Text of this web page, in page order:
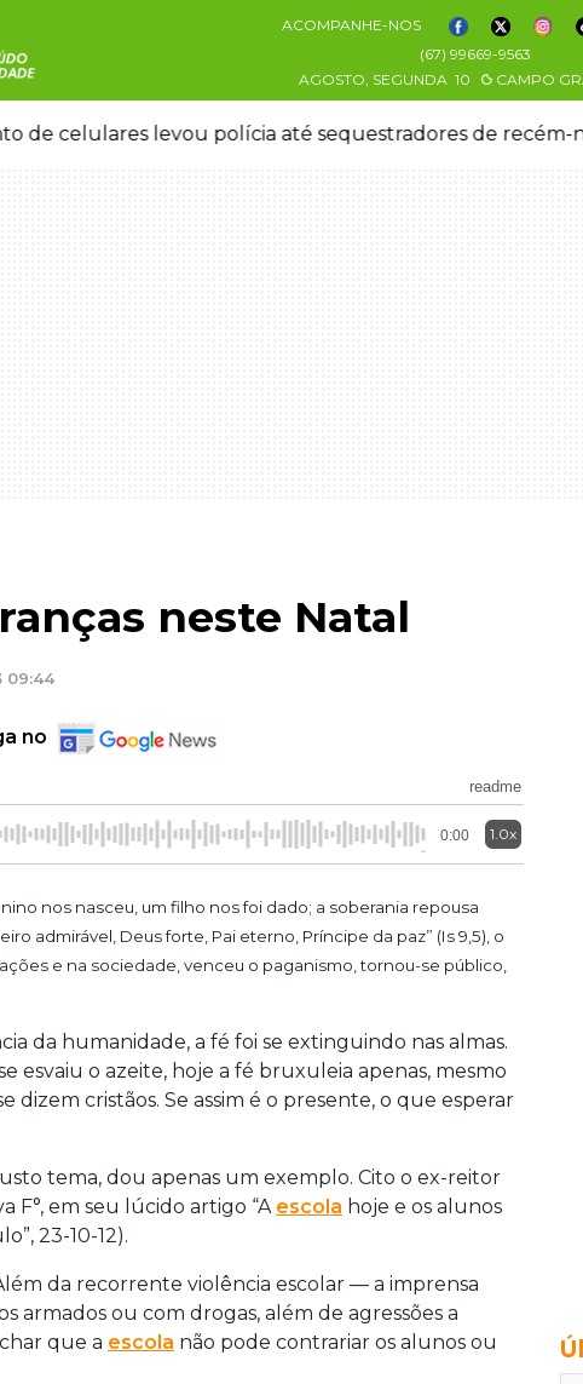
ACOMPANHE-NOS
(67) 99669-9563
AGOSTO, SEGUNDA 10 CAMPO
de celulares levou polícia até sequestradores de recém-
neste Natal
09:44
no
readme
0:00 1.0x
nos nasceu, um filho nos foi dado; a soberania repousa
admirável, Deus forte, Pai eterno, Príncipe da paz” (Is 9,5), o
e na sociedade, venceu o paganismo, tornou-se público,
da humanidade, a fé foi se extinguindo nas almas.
esvaiu o azeite, hoje a fé bruxuleia apenas, mesmo
dizem cristãos. Se assim é o presente, o que esperar
tema, dou apenas um exemplo. Cito o ex-reitor
F°, em seu lúcido artigo “A escola hoje e os alunos
23-10-12).
da recorrente violência escolar — a imprensa
armados ou com drogas, além de agressões a
que a escola não pode contrariar os alunos ou